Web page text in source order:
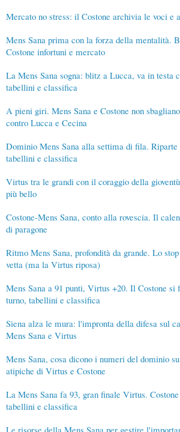
Mercato no stress: il Costone archivia le voci e
Mens Sana prima con la forza della mentalità.
Costone infortuni e mercato
La Mens Sana sogna: blitz a Lucca, va in testa
tabellini e classifica
A pieni giri. Mens Sana e Costone non
contro Lucca e Cecina
Dominio Mens Sana alla settima di fila. Riparte
tabellini e classifica
Virtus tra le grandi con il coraggio della
più bello
Costone-Mens Sana, conto alla rovescia. Il
di paragone
Ritmo Mens Sana, profondità da grande. Lo
vetta (ma la Virtus riposa)
Mens Sana a 91 punti, Virtus +20. Il Costone si
turno, tabellini e classifica
Siena alza le mura: l'impronta della difesa sul
Mens Sana e Virtus
Mens Sana, cosa dicono i numeri del dominio
atipiche di Virtus e Costone
La Mens Sana fa 93, gran finale Virtus.
tabellini e classifica